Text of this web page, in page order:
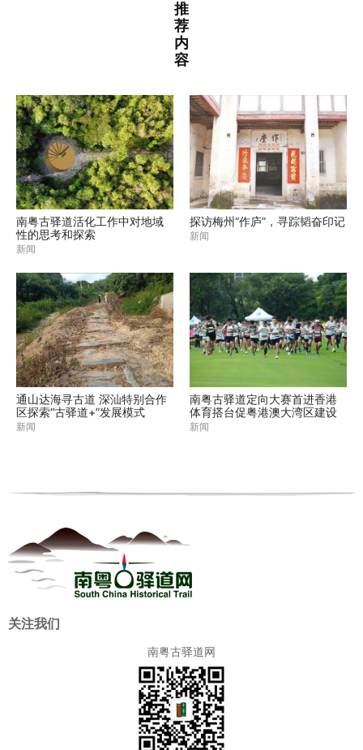
推
荐
内
容
南粤古驿道活化工作中对地域
性的思考和探索
新闻
探访梅州“作庐”，寻踪韬奋印记
新闻
通山达海寻古道 深汕特别合作
区探索“古驿道+”发展模式
新闻
南粤古驿道定向大赛首进香港
体育搭台促粤港澳大湾区建设
新闻
关注我们
南粤古驿道网